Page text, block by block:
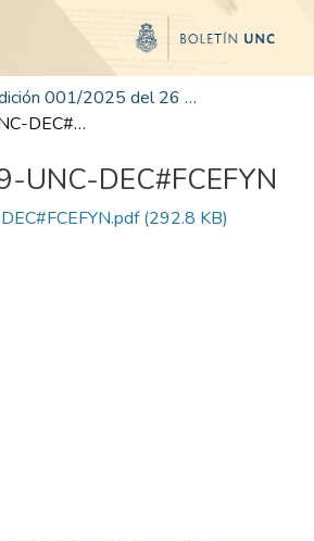
Edición 001/2025 del 26 de mayo de 2025
RD-2025-39-UNC-DEC#FCEFYN
UNC-DEC#FCEFYN
(292.8 KB)